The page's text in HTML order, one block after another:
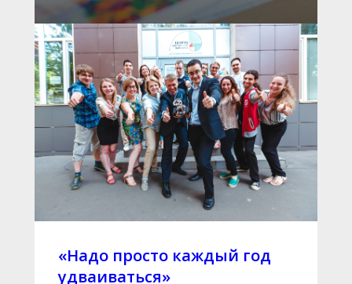
«Надо просто каждый год
удваиваться»